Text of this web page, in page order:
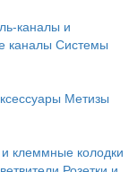
каналы и
каналы Системы
Метизы
клеммные колодки